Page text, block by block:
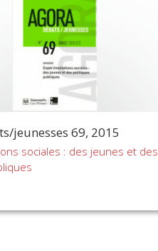
jeunesses 69, 2015
sociales : des jeunes et des